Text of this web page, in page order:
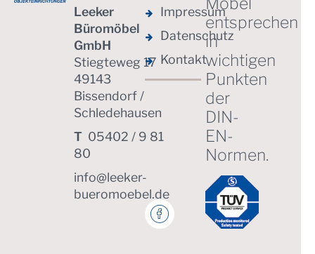
Leeker
Büromöbel
GmbH
Stiegteweg 17
49143
Bissendorf /
Schledehausen
T 05402 / 9 81
80
info@leeker-
bueromoebel.de
Impressum
Datenschutz
Kontakt
entsprechen
in
wichtigen
Punkten
der
DIN-
EN-
Normen.